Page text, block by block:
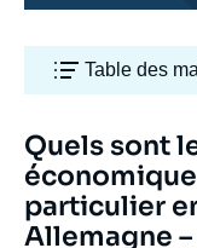
Table des
Titre
Edito
Quels sont
économique
particulier
Allemagne